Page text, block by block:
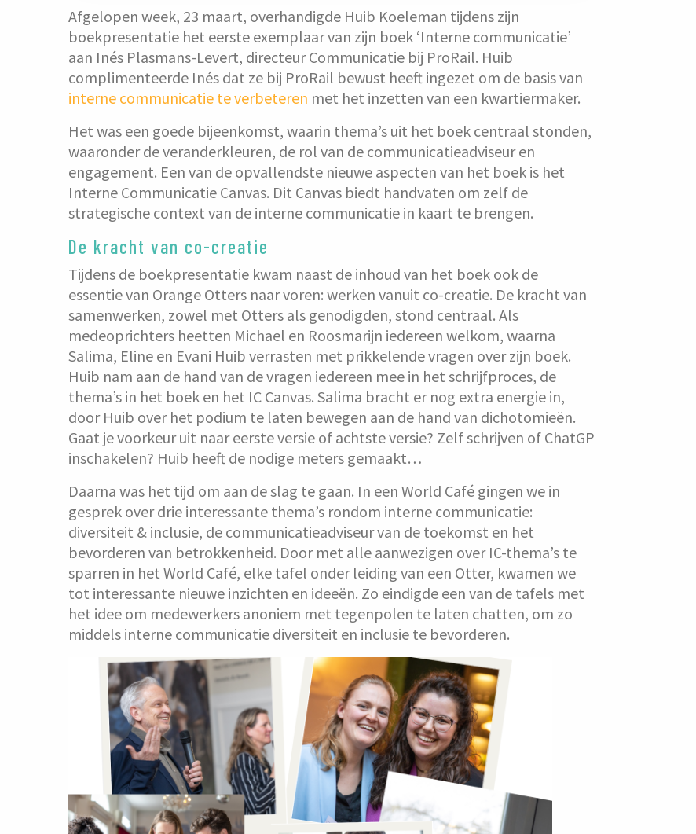
Afgelopen week, 23 maart, overhandigde Huib Koeleman tijdens zijn
boekpresentatie het eerste exemplaar van zijn boek ‘Interne communicatie’
aan Inés Plasmans-Levert, directeur Communicatie bij ProRail. Huib
complimenteerde Inés dat ze bij ProRail bewust heeft ingezet om de basis van
interne communicatie te verbeteren met het inzetten van een kwartiermaker.
Het was een goede bijeenkomst, waarin thema’s uit het boek centraal stonden,
waaronder de veranderkleuren, de rol van de communicatieadviseur en
engagement. Een van de opvallendste nieuwe aspecten van het boek is het
Interne Communicatie Canvas. Dit Canvas biedt handvaten om zelf de
strategische context van de interne communicatie in kaart te brengen.
De kracht van co-creatie
Tijdens de boekpresentatie kwam naast de inhoud van het boek ook de
essentie van Orange Otters naar voren: werken vanuit co-creatie. De kracht van
samenwerken, zowel met Otters als genodigden, stond centraal. Als
medeoprichters heetten Michael en Roosmarijn iedereen welkom, waarna
Salima, Eline en Evani Huib verrasten met prikkelende vragen over zijn boek.
Huib nam aan de hand van de vragen iedereen mee in het schrijfproces, de
thema’s in het boek en het IC Canvas. Salima bracht er nog extra energie in,
door Huib over het podium te laten bewegen aan de hand van dichotomieën.
Gaat je voorkeur uit naar eerste versie of achtste versie? Zelf schrijven of ChatGP
inschakelen? Huib heeft de nodige meters gemaakt…
Daarna was het tijd om aan de slag te gaan. In een World Café gingen we in
gesprek over drie interessante thema’s rondom interne communicatie:
diversiteit & inclusie, de communicatieadviseur van de toekomst en het
bevorderen van betrokkenheid. Door met alle aanwezigen over IC-thema’s te
sparren in het World Café, elke tafel onder leiding van een Otter, kwamen we
tot interessante nieuwe inzichten en ideeën. Zo eindigde een van de tafels met
het idee om medewerkers anoniem met tegenpolen te laten chatten, om zo
middels interne communicatie diversiteit en inclusie te bevorderen.